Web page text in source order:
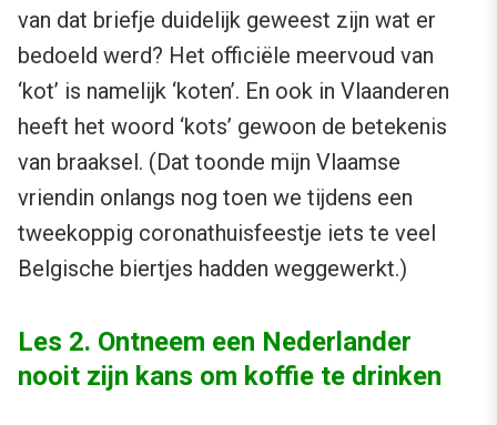
van dat briefje duidelijk geweest zijn wat er
bedoeld werd? Het officiële meervoud van
‘kot’ is namelijk ‘koten’. En ook in Vlaanderen
heeft het woord ‘kots’ gewoon de betekenis
van braaksel. (Dat toonde mijn Vlaamse
vriendin onlangs nog toen we tijdens een
tweekoppig coronathuisfeestje iets te veel
Belgische biertjes hadden weggewerkt.)
Les 2. Ontneem een Nederlander
nooit zijn kans om koffie te drinken